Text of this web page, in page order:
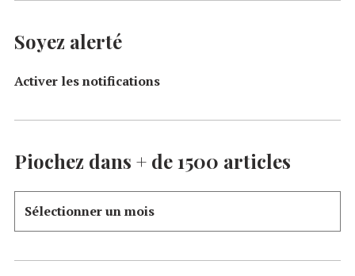
Soyez alerté
Activer les notifications
Piochez dans + de 1500 articles